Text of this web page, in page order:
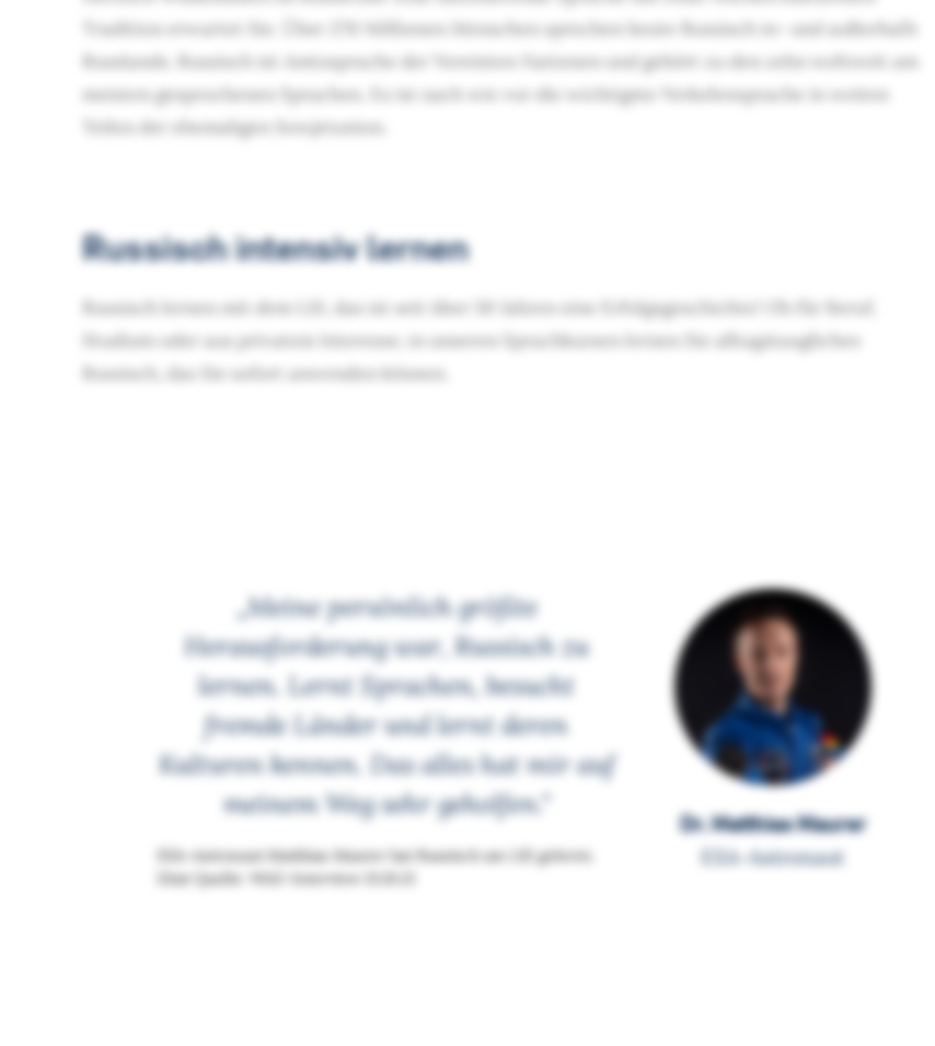
Tradition erwartet Sie. Über 270 Millionen Menschen sprechen heute Russisch in- und außerhalb
Russlands. Russisch ist Amtssprache der Vereinten Nationen und gehört zu den zehn weltweit am
meisten gesprochenen Sprachen. Es ist nach wie vor die wichtigste Verkehrssprache in weiten
Teilen der ehemaligen Sowjetunion.
Russisch intensiv lernen
Russisch lernen mit dem LSI, das ist seit über 50 Jahren eine Erfolgsgeschichte! Ob für Beruf,
Studium oder aus privatem Interesse, in unseren Sprachkursen lernen Sie alltagstaugliches
Russisch, das Sie sofort anwenden können.
„Meine persönlich größte
Herausforderung war, Russisch zu
lernen. Lernt Sprachen, besucht
fremde Länder und lernt deren
Kulturen kennen. Das alles hat mir auf
meinem Weg sehr geholfen.“
ESA-Astronaut Matthias Maurer hat Russisch am LSI gelernt.
Zitat Quelle: WAZ-Interview 13.10.21
Dr. Matthias Maurer
ESA-Astronaut